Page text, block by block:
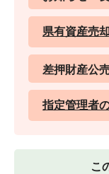
県有資産売
差押財産公
指定管理者
こ